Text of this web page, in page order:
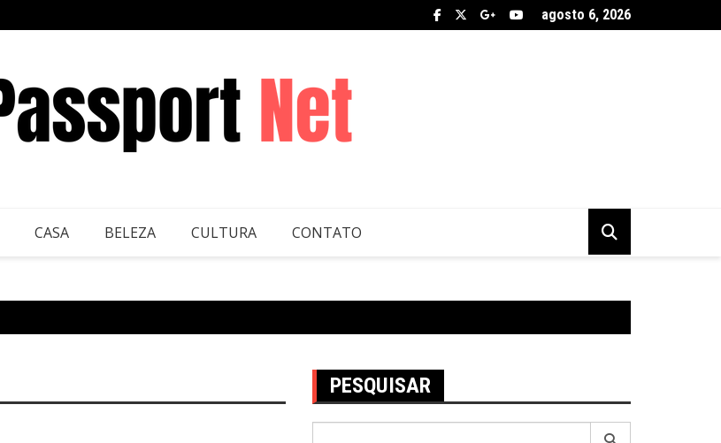
agosto 6, 2026
CASA BELEZA CULTURA CONTATO
PESQUISAR